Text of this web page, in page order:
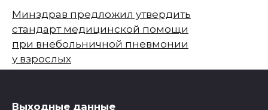
Минздрав предложил утвердить
стандарт медицинской помощи
при внебольничной пневмонии
у взрослых
Выходные данные